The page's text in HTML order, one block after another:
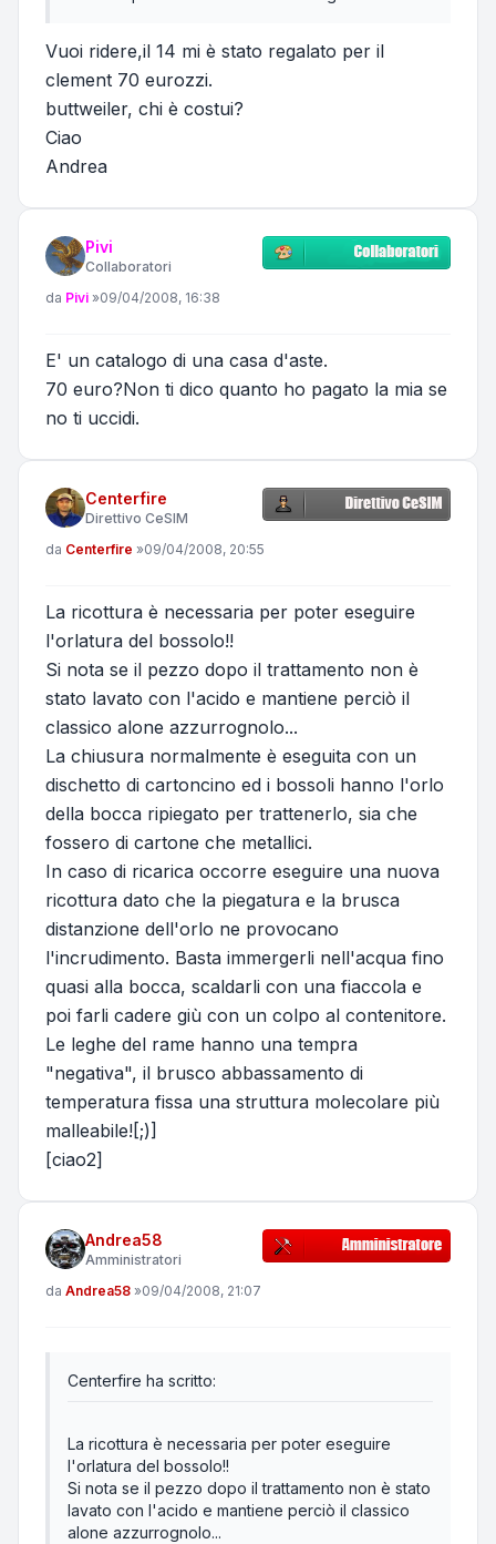
Vuoi ridere,il 14 mi è stato regalato per il
clement 70 eurozzi.
buttweiler, chi è costui?
Ciao
Andrea
Pivi
Collaboratori
Messaggio
da Pivi »09/04/2008, 16:38
E' un catalogo di una casa d'aste.
70 euro?Non ti dico quanto ho pagato la mia se
no ti uccidi.
Centerfire
Direttivo CeSIM
Messaggio
da Centerfire »09/04/2008, 20:55
La ricottura è necessaria per poter eseguire
l'orlatura del bossolo!!
Si nota se il pezzo dopo il trattamento non è
stato lavato con l'acido e mantiene perciò il
classico alone azzurrognolo...
La chiusura normalmente è eseguita con un
dischetto di cartoncino ed i bossoli hanno l'orlo
della bocca ripiegato per trattenerlo, sia che
fossero di cartone che metallici.
In caso di ricarica occorre eseguire una nuova
ricottura dato che la piegatura e la brusca
distanzione dell'orlo ne provocano
l'incrudimento. Basta immergerli nell'acqua fino
quasi alla bocca, scaldarli con una fiaccola e
poi farli cadere giù con un colpo al contenitore.
Le leghe del rame hanno una tempra
"negativa", il brusco abbassamento di
temperatura fissa una struttura molecolare più
malleabile![;)]
[ciao2]
Andrea58
Amministratori
Messaggio
da Andrea58 »09/04/2008, 21:07
Centerfire ha scritto:
La ricottura è necessaria per poter eseguire
l'orlatura del bossolo!!
Si nota se il pezzo dopo il trattamento non è stato
lavato con l'acido e mantiene perciò il classico
alone azzurrognolo...